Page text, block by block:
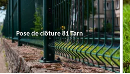
Pose de clôture 81 Tarn